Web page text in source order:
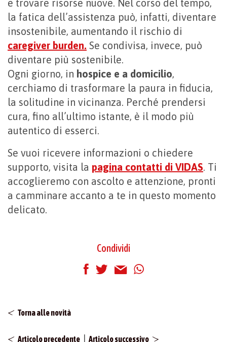
e trovare risorse nuove. Nel corso del tempo,
la fatica dell’assistenza può, infatti, diventare
insostenibile, aumentando il rischio di
caregiver burden. Se condivisa, invece, può
diventare più sostenibile.
Ogni giorno, in hospice e a domicilio,
cerchiamo di trasformare la paura in fiducia,
la solitudine in vicinanza. Perché prendersi
cura, fino all’ultimo istante, è il modo più
autentico di esserci.
Se vuoi ricevere informazioni o chiedere
supporto, visita la pagina contatti di VIDAS. Ti
accoglieremo con ascolto e attenzione, pronti
a camminare accanto a te in questo momento
delicato.
Condividi
Torna alle novità
Articolo precedente Articolo successivo